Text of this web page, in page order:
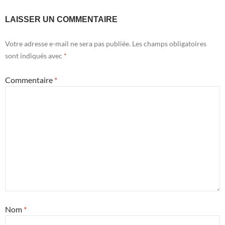
LAISSER UN COMMENTAIRE
Votre adresse e-mail ne sera pas publiée. Les champs obligatoires
sont indiqués avec *
Commentaire *
Nom *